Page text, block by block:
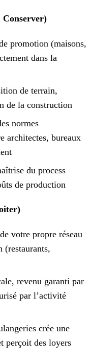
promotion (maisons,
dans la
de terrain,
de la construction
normes
architectes, bureaux
du process
de production
votre propre réseau
(restaurants,
revenu garanti par
par l’activité
crée une
perçoit des loyers